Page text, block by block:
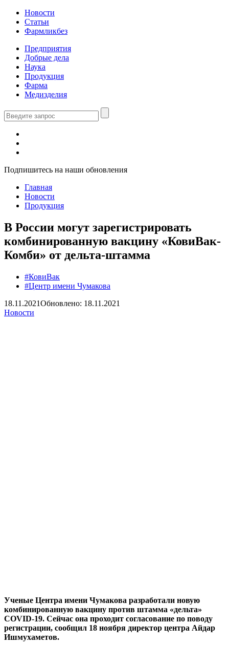
Новости
Статьи
Фармликбез
Предприятия
Добрые дела
Наука
Продукция
Фарма
Медизделия
Подпишитесь на наши обновления
Главная
Новости
Продукция
В России могут зарегистрировать
комбинированную вакцину «КовиВак-
Комби» от дельта-штамма
#КовиВак
#Центр имени Чумакова
18.11.2021Обновлено: 18.11.2021
Новости
Ученые Центра имени Чумакова разработали новую
комбинированную вакцину против штамма «дельта»
COVID-19. Сейчас она проходит согласование по поводу
регистрации, сообщил 18 ноября директор центра Айдар
Ишмухаметов.